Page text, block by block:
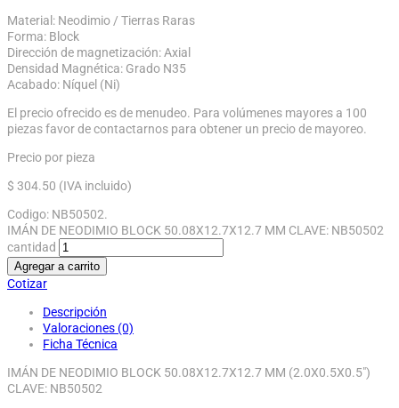
Material: Neodimio / Tierras Raras
Forma: Block
Dirección de magnetización: Axial
Densidad Magnética: Grado N35
Acabado: Níquel (Ni)
El precio ofrecido es de menudeo. Para volúmenes mayores a 100
piezas favor de contactarnos para obtener un precio de mayoreo.
Precio por pieza
$ 304.50 (IVA incluido)
Codigo: NB50502.
IMÁN DE NEODIMIO BLOCK 50.08X12.7X12.7 MM CLAVE: NB50502
cantidad
Agregar a carrito
Cotizar
Descripción
Valoraciones (0)
Ficha Técnica
IMÁN DE NEODIMIO BLOCK 50.08X12.7X12.7 MM (2.0X0.5X0.5″)
CLAVE: NB50502